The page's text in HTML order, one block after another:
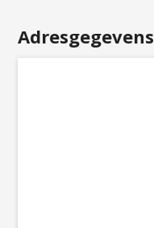
Adresgegevens